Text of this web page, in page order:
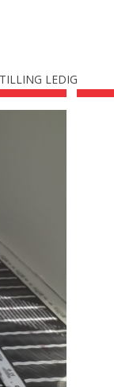
LEDIG